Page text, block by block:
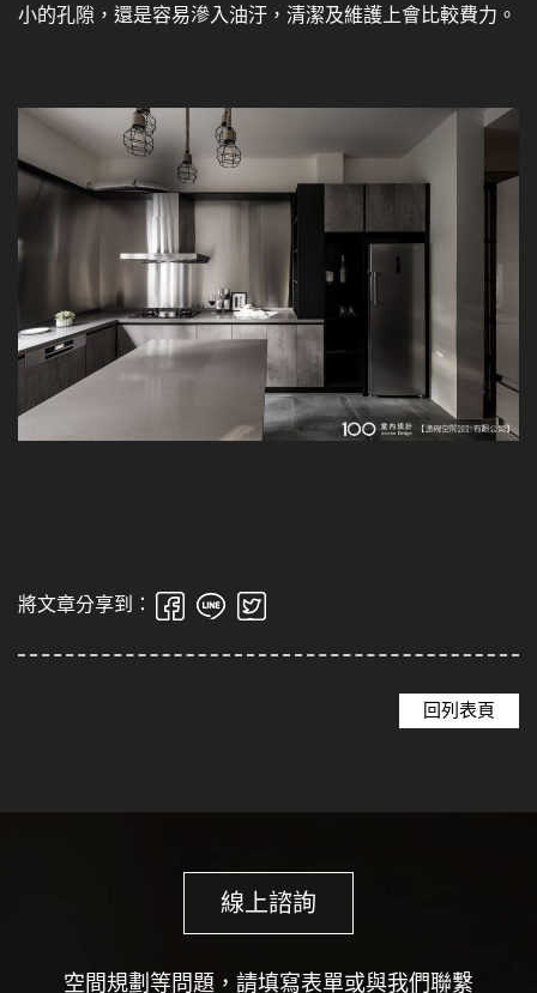
小的孔隙，還是容易滲入油汙，清潔及維護上會比較費力。
將文章分享到：
回列表頁
線上諮詢
空間規劃等問題，請填寫表單或與我們聯繫